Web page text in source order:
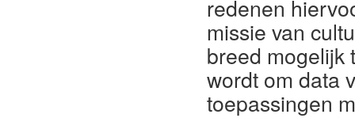
redenen
missie van
breed mogelijk
wordt om data
toepassingen